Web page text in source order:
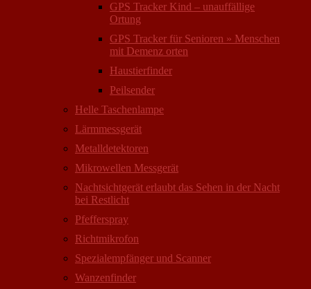
GPS Tracker Kind – unauffällige
Ortung
GPS Tracker für Senioren » Menschen
mit Demenz orten
Haustierfinder
Peilsender
Helle Taschenlampe
Lärmmessgerät
Metalldetektoren
Mikrowellen Messgerät
Nachtsichtgerät erlaubt das Sehen in der Nacht
bei Restlicht
Pfefferspray
Richtmikrofon
Spezialempfänger und Scanner
Wanzenfinder